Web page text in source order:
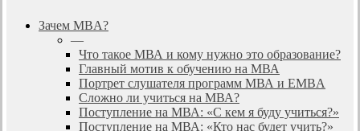
search
Menu
Зачем MBA?
—
Что такое МВА и кому нужно это образование?
Главный мотив к обучению на МВА
Портрет слушателя программ МВА и EMBA
Сложно ли учиться на МВА?
Поступление на МВА: «С кем я буду учиться?»
Поступление на МВА: «Кто нас будет учить?»